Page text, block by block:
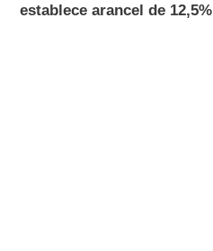
establece arancel de 12,5%